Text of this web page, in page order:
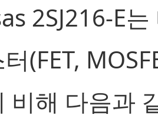
2SJ216-E
(FET,
비해 다음과